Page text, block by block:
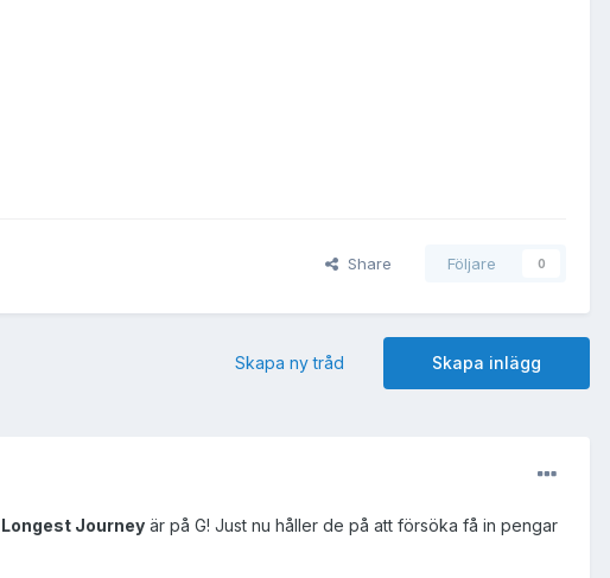
Share Följare 0
Skapa inlägg
Skapa ny tråd
Journey är på G! Just nu håller de på att försöka få in pengar